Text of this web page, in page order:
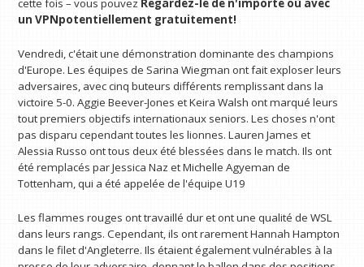
cette fois – vous pouvez Regardez-le de n'importe où avec
un VPNpotentiellement gratuitement!
Vendredi, c'était une démonstration dominante des champions
d'Europe. Les équipes de Sarina Wiegman ont fait exploser leurs
adversaires, avec cinq buteurs différents remplissant dans la
victoire 5-0. Aggie Beever-Jones et Keira Walsh ont marqué leurs
tout premiers objectifs internationaux seniors. Les choses n'ont
pas disparu cependant toutes les lionnes. Lauren James et
Alessia Russo ont tous deux été blessées dans le match. Ils ont
été remplacés par Jessica Naz et Michelle Agyeman de
Tottenham, qui a été appelée de l'équipe U19
Les flammes rouges ont travaillé dur et ont une qualité de WSL
dans leurs rangs. Cependant, ils ont rarement Hannah Hampton
dans le filet d'Angleterre. Ils étaient également vulnérables à la